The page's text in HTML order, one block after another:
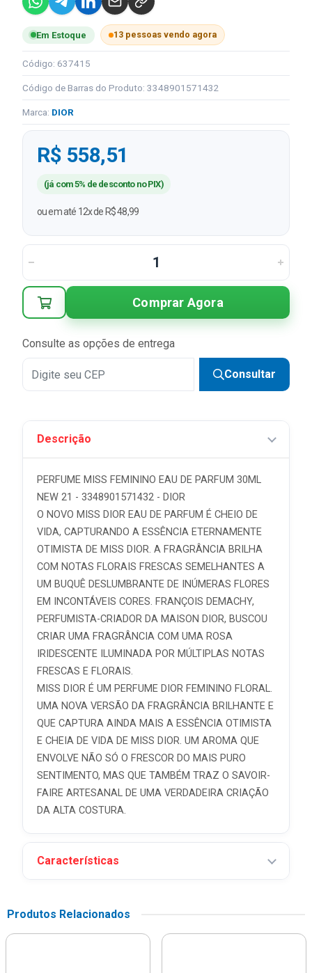
Em Estoque 13 pessoas vendo agora
Código: 637415
Código de Barras do Produto: 3348901571432
Marca: DIOR
R$ 558,51
(já com 5% de desconto no PIX)
ou em até 12x de R$ 48,99
Comprar Agora
Consulte as opções de entrega
Consultar
Descrição
PERFUME MISS FEMININO EAU DE PARFUM 30ML
NEW 21 - 3348901571432 - DIOR
O NOVO MISS DIOR EAU DE PARFUM É CHEIO DE
VIDA, CAPTURANDO A ESSÊNCIA ETERNAMENTE
OTIMISTA DE MISS DIOR. A FRAGRÂNCIA BRILHA
COM NOTAS FLORAIS FRESCAS SEMELHANTES A
UM BUQUÊ DESLUMBRANTE DE INÚMERAS FLORES
EM INCONTÁVEIS CORES. FRANÇOIS DEMACHY,
PERFUMISTA-CRIADOR DA MAISON DIOR, BUSCOU
CRIAR UMA FRAGRÂNCIA COM UMA ROSA
IRIDESCENTE ILUMINADA POR MÚLTIPLAS NOTAS
FRESCAS E FLORAIS.
MISS DIOR É UM PERFUME DIOR FEMININO FLORAL.
UMA NOVA VERSÃO DA FRAGRÂNCIA BRILHANTE E
QUE CAPTURA AINDA MAIS A ESSÊNCIA OTIMISTA
E CHEIA DE VIDA DE MISS DIOR. UM AROMA QUE
ENVOLVE NÃO SÓ O FRESCOR DO MAIS PURO
SENTIMENTO, MAS QUE TAMBÉM TRAZ O SAVOIR-
FAIRE ARTESANAL DE UMA VERDADEIRA CRIAÇÃO
DA ALTA COSTURA.
Características
Produtos Relacionados